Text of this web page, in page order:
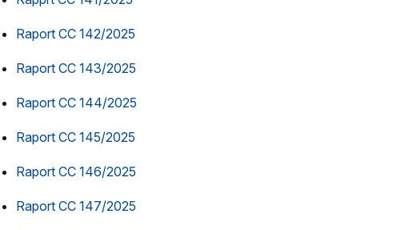
Raport CC 142/2025
Raport CC 143/2025
Raport CC 144/2025
Raport CC 145/2025
Raport CC 146/2025
Raport CC 147/2025